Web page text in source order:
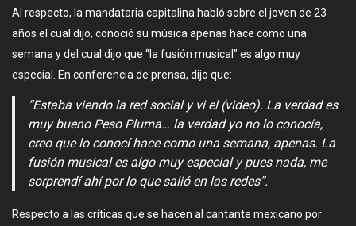
Al respecto, la mandataria capitalina habló sobre el joven de 23
años el cual dijo, conoció su música apenas hace como una
semana y del cual dijo que “la fusión musical” es algo muy
especial. En conferencia de prensa, dijo que:
“Estaba viendo la red social y vi el (video). La verdad es
muy bueno Peso Pluma… la verdad yo no lo conocía,
creo que lo conocí hace como una semana, apenas. La
fusión musical es algo muy especial y pues nada, me
sorprendí ahí por lo que salió en las redes”.
Respecto a las críticas que se hacen al cantante mexicano por